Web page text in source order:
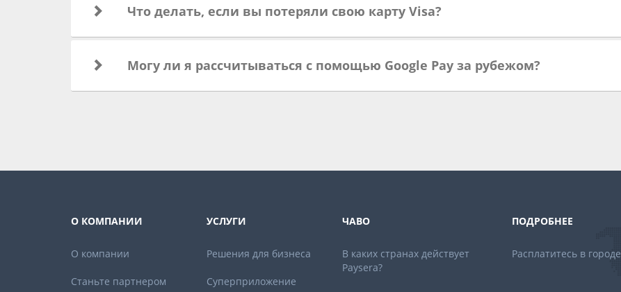
Что делать, если вы потеряли свою карту Visa?
Могу ли я рассчитываться с помощью Google Pay за рубежом?
О КОМПАНИИ
О компании
Станьте партнером
УСЛУГИ
Решения для бизнеса
Суперприложение
ЧАВО
В каких странах действует
Paysera?
ПОДРОБНЕЕ
Расплатитесь в городе